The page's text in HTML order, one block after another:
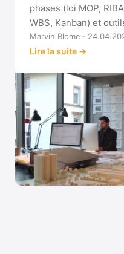
phases (loi MOP,
WBS, Kanban) et
réellement pilotables.
Marvin Blome ·
Lire la suite →